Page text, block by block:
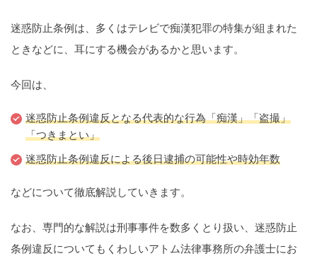
相談内容から探す
迷惑防止条例は、多くはテレビで痴漢犯罪の特集が組まれた
ときなどに、耳にする機会があるかと思います。
今回は、
迷惑防止条例違反となる代表的な行為「痴漢」「盗撮」
「つきまとい」
迷惑防止条例違反による後日逮捕の可能性や時効年数
などについて徹底解説していきます。
なお、専門的な解説は刑事事件を数多くとり扱い、迷惑防止
条例違反についてもくわしいアトム法律事務所の弁護士にお